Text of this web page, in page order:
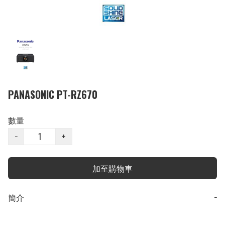
PANASONIC PT-RZ670
數量
−
+
加至購物車
簡介 −